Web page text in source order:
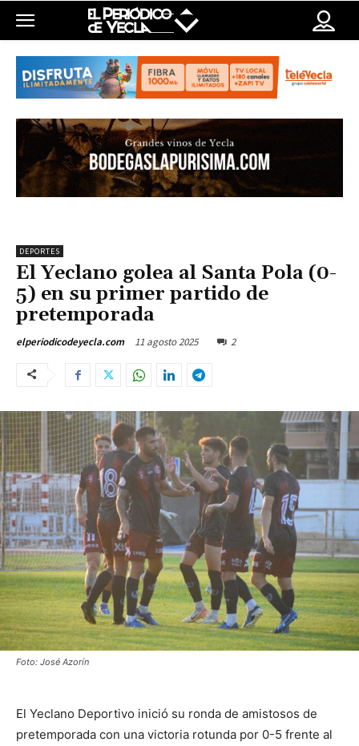
DEPORTES
El Yeclano golea al Santa Pola (0-
5) en su primer partido de
pretemporada
elperiodicodeyecla.com 11 agosto 2025 2
Foto: José Azorín
El Yeclano Deportivo inició su ronda de amistosos de
pretemporada con una victoria rotunda por 0-5 frente al